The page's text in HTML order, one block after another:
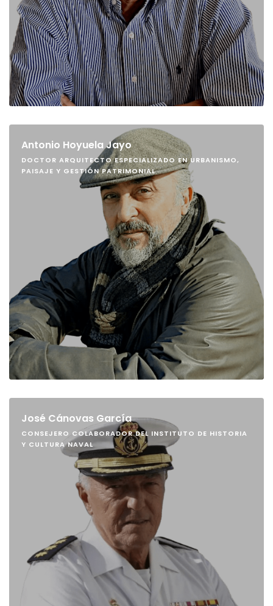
Antonio Hoyuela Jayo
DOCTOR ARQUITECTO ESPECIALIZADO EN URBANISMO,
PAISAJE Y GESTIÓN PATRIMONIAL
José Cánovas García
CONSEJERO COLABORADOR DEL INSTITUTO DE HISTORIA
Y CULTURA NAVAL